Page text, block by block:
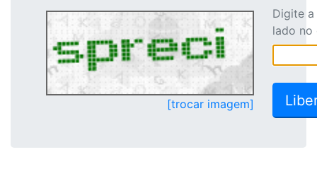
[trocar imagem]
Digite
lado no